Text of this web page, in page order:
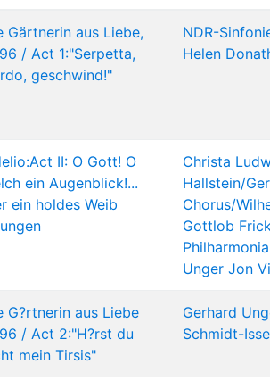
Gärtnerin aus Liebe,
/ Act 1:"Serpetta,
geschwind!"
NDR-
Helen
II: O Gott! O
ein Augenblick!...
ein holdes Weib
Christa
Hallstein/
Chorus/
Gottlob
Unger Jon
G?rtnerin aus Liebe
/ Act 2:"H?rst du
mein Tirsis"
Gerhard
Schmidt-